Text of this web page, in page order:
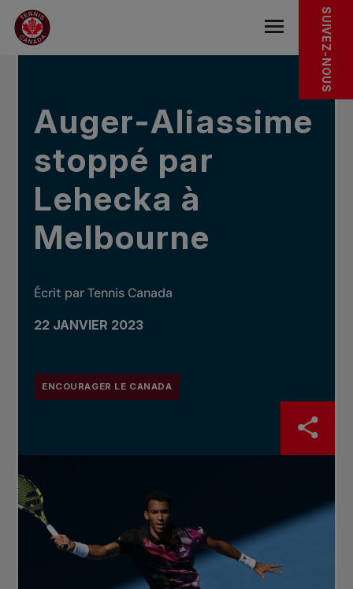
Sauter au menu principal
Sauter au contenu principal
Sauter au pied de page
DANS LES NOUVELLES SUIVEZ-NOUS
Auger-Aliassime
stoppé par
Lehecka à
Melbourne
Écrit par Tennis Canada
22 JANVIER 2023
ENCOURAGER LE CANADA